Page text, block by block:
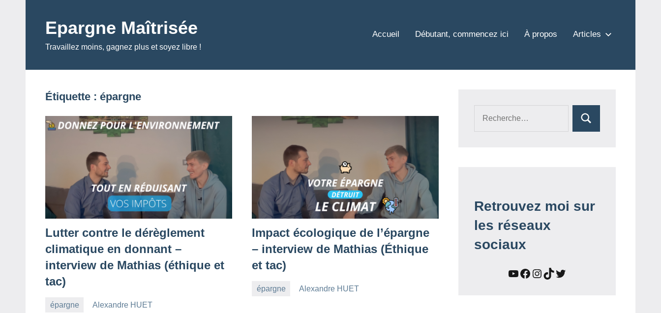
contenuEpargne Maîtrisée
Travaillez moins, gagnez plus et soyez libre !
Accueil Débutant, commencez ici À propos Articles
Étiquette : épargne
Lutter contre le dérèglement
climatique en donnant –
interview de Mathias (éthique et
tac)
épargne
Alexandre HUET
Impact écologique de l’épargne
– interview de Mathias (Éthique
et tac)
épargne
Alexandre HUET
Aucun
Rechercher
Retrouvez moi sur
les réseaux
sociaux
YouTube
Facebook
Instagram
TikTokTwitter